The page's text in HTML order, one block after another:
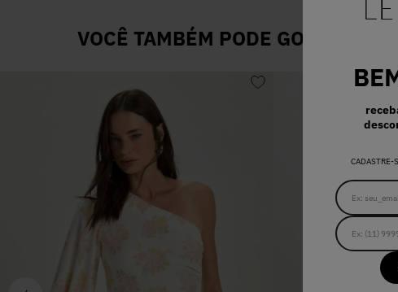
CADASTRE-
VOCÊ TAMBÉM PODE GOSTAR DE..